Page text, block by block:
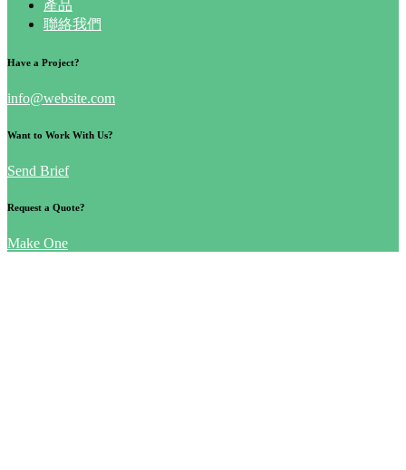
產品
聯絡我們
Have a Project?
info@website.com
Want to Work With Us?
Send Brief
Request a Quote?
Make One